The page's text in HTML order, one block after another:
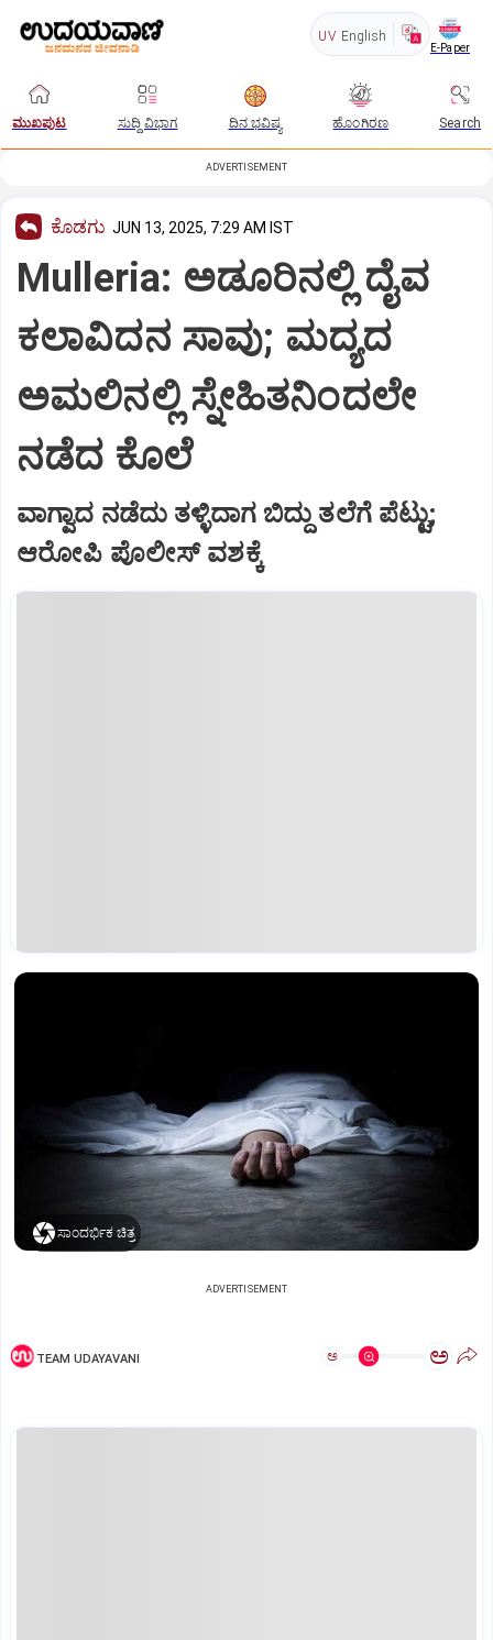
UV English
E-Paper
ಮುಖಪುಟ ಸುದ್ದಿ ವಿಭಾಗ ದಿನ ಭವಿಷ್ಯ ಹೊಂಗಿರಣ Search
ADVERTISEMENT
ಕೊಡಗು JUN 13, 2025, 7:29 AM IST
Mulleria: ಅಡೂರಿನಲ್ಲಿ ದೈವ
ಕಲಾವಿದನ ಸಾವು; ಮದ್ಯದ
ಅಮಲಿನಲ್ಲಿ ಸ್ನೇಹಿತನಿಂದಲೇ
ನಡೆದ ಕೊಲೆ
ವಾಗ್ವಾದ ನಡೆದು ತಳ್ಳಿದಾಗ ಬಿದ್ದು ತಲೆಗೆ ಪೆಟ್ಟು;
ಆರೋಪಿ ಪೊಲೀಸ್‌ ವಶಕ್ಕೆ
ಸಾಂದರ್ಭಿಕ ಚಿತ್ರ
ADVERTISEMENT
TEAM UDAYAVANI ಅ ಅ